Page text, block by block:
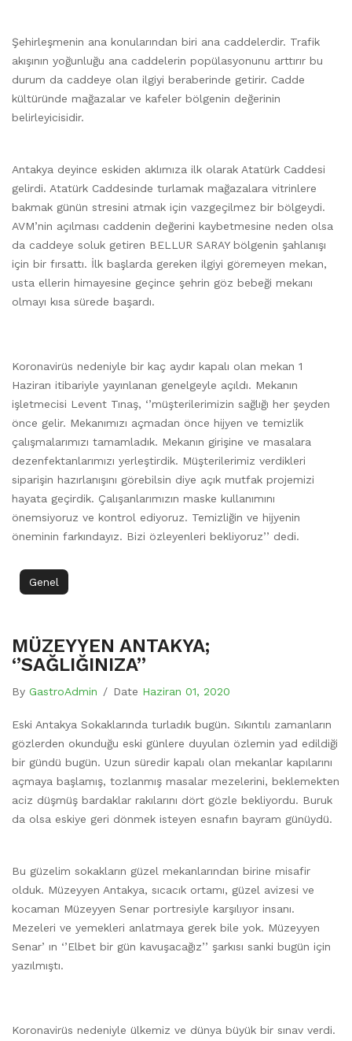
Şehirleşmenin ana konularından biri ana caddelerdir. Trafik
akışının yoğunluğu ana caddelerin popülasyonunu arttırır bu
durum da caddeye olan ilgiyi beraberinde getirir. Cadde
kültüründe mağazalar ve kafeler bölgenin değerinin
belirleyicisidir.
Antakya deyince eskiden aklımıza ilk olarak Atatürk Caddesi
gelirdi. Atatürk Caddesinde turlamak mağazalara vitrinlere
bakmak günün stresini atmak için vazgeçilmez bir bölgeydi.
AVM’nin açılması caddenin değerini kaybetmesine neden olsa
da caddeye soluk getiren BELLUR SARAY bölgenin şahlanışı
için bir fırsattı. İlk başlarda gereken ilgiyi göremeyen mekan,
usta ellerin himayesine geçince şehrin göz bebeği mekanı
olmayı kısa sürede başardı.
Koronavirüs nedeniyle bir kaç aydır kapalı olan mekan 1
Haziran itibariyle yayınlanan genelgeyle açıldı. Mekanın
işletmecisi Levent Tınaş, ‘’müşterilerimizin sağlığı her şeyden
önce gelir. Mekanımızı açmadan önce hijyen ve temizlik
çalışmalarımızı tamamladık. Mekanın girişine ve masalara
dezenfektanlarımızı yerleştirdik. Müşterilerimiz verdikleri
siparişin hazırlanışını görebilsin diye açık mutfak projemizi
hayata geçirdik. Çalışanlarımızın maske kullanımını
önemsiyoruz ve kontrol ediyoruz. Temizliğin ve hijyenin
öneminin farkındayız. Bizi özleyenleri bekliyoruz’’ dedi.
Genel
MÜZEYYEN ANTAKYA;
‘’SAĞLIĞINIZA’’
By GastroAdmin / Date Haziran 01, 2020
Eski Antakya Sokaklarında turladık bugün. Sıkıntılı zamanların
gözlerden okunduğu eski günlere duyulan özlemin yad edildiği
bir gündü bugün. Uzun süredir kapalı olan mekanlar kapılarını
açmaya başlamış, tozlanmış masalar mezelerini, beklemekten
aciz düşmüş bardaklar rakılarını dört gözle bekliyordu. Buruk
da olsa eskiye geri dönmek isteyen esnafın bayram günüydü.
Bu güzelim sokakların güzel mekanlarından birine misafir
olduk. Müzeyyen Antakya, sıcacık ortamı, güzel avizesi ve
kocaman Müzeyyen Senar portresiyle karşılıyor insanı.
Mezeleri ve yemekleri anlatmaya gerek bile yok. Müzeyyen
Senar’ ın ‘’Elbet bir gün kavuşacağız’’ şarkısı sanki bugün için
yazılmıştı.
Koronavirüs nedeniyle ülkemiz ve dünya büyük bir sınav verdi.